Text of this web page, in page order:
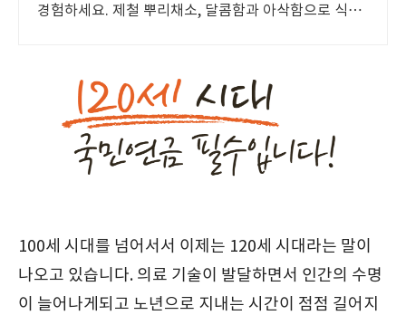
경험하세요. 제철 뿌리채소, 달콤함과 아삭함으로 식탁
100세 시대를 넘어서서 이제는 120세 시대라는 말이
나오고 있습니다. 의료 기술이 발달하면서 인간의 수명
이 늘어나게되고 노년으로 지내는 시간이 점점 길어지